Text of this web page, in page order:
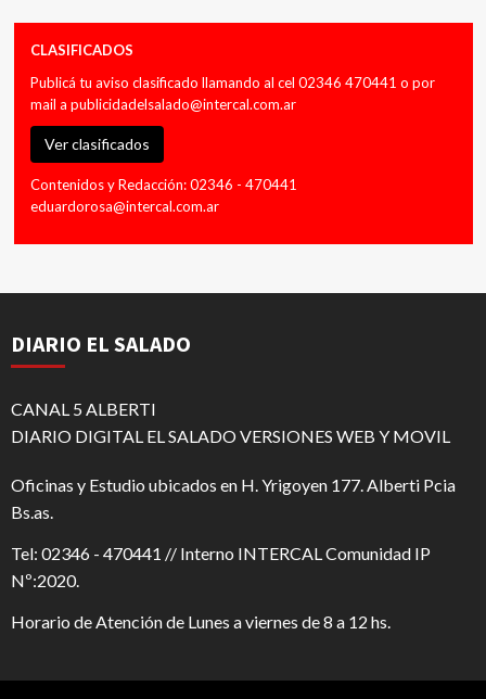
CLASIFICADOS
Publicá tu aviso clasificado llamando al cel 02346 470441 o por
mail a publicidadelsalado@intercal.com.ar
Ver clasificados
Contenidos y Redacción: 02346 - 470441
eduardorosa@intercal.com.ar
DIARIO EL SALADO
CANAL 5 ALBERTI
DIARIO DIGITAL EL SALADO VERSIONES WEB Y MOVIL
Oficinas y Estudio ubicados en H. Yrigoyen 177. Alberti Pcia
Bs.as.
Tel: 02346 - 470441 // Interno INTERCAL Comunidad IP
Nº:2020.
Horario de Atención de Lunes a viernes de 8 a 12 hs.